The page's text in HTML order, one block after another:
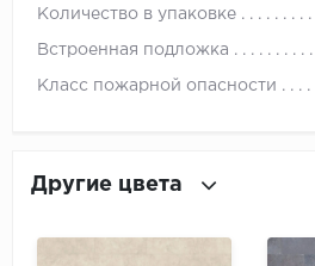
Количество в упаковке
Встроенная подложка
Класс пожарной опасности
Другие цвета